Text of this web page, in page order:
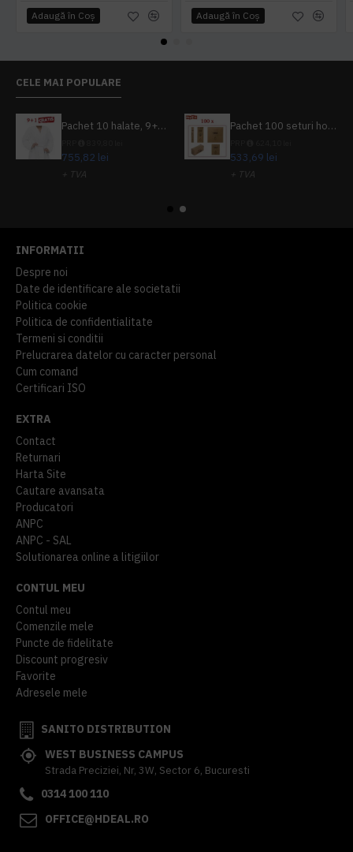
Adaugă în Coş Adaugă în Coş
CELE MAI POPULARE
Pachet 10 halate, 9+1 gratuit
755,82 lei
+ TVA
Pachet 100 seturi hoteliere, set dentar, set barbierit, casca de dus, pila unghii, set cusut
533,69 lei
+ TVA
INFORMATII
Despre noi
Date de identificare ale societatii
Politica cookie
Politica de confidentialitate
Termeni si conditii
Prelucrarea datelor cu caracter personal
Cum comand
Certificari ISO
EXTRA
Contact
Returnari
Harta Site
Cautare avansata
Producatori
ANPC
ANPC - SAL
Solutionarea online a litigiilor
CONTUL MEU
Contul meu
Comenzile mele
Puncte de fidelitate
Discount progresiv
Favorite
Adresele mele
SANITO DISTRIBUTION
WEST BUSINESS CAMPUS
Strada Preciziei, Nr, 3W, Sector 6, Bucuresti
0314 100 110
OFFICE@HDEAL.RO